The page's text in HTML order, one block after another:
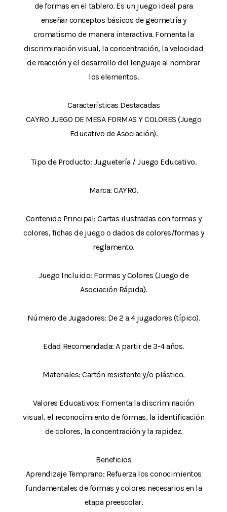
de formas en el tablero. Es un juego ideal para
enseñar conceptos básicos de geometría y
cromatismo de manera interactiva. Fomenta la
discriminación visual, la concentración, la velocidad
de reacción y el desarrollo del lenguaje al nombrar
los elementos.
Características Destacadas
CAYRO JUEGO DE MESA FORMAS Y COLORES (Juego
Educativo de Asociación).
Tipo de Producto: Juguetería / Juego Educativo.
Marca: CAYRO.
Contenido Principal: Cartas ilustradas con formas y
colores, fichas de juego o dados de colores/formas y
reglamento.
Juego Incluido: Formas y Colores (Juego de
Asociación Rápida).
Número de Jugadores: De 2 a 4 jugadores (típico).
Edad Recomendada: A partir de 3-4 años.
Materiales: Cartón resistente y/o plástico.
Valores Educativos: Fomenta la discriminación
visual, el reconocimiento de formas, la identificación
de colores, la concentración y la rapidez.
Beneficios
Aprendizaje Temprano: Refuerza los conocimientos
fundamentales de formas y colores necesarios en la
etapa preescolar.